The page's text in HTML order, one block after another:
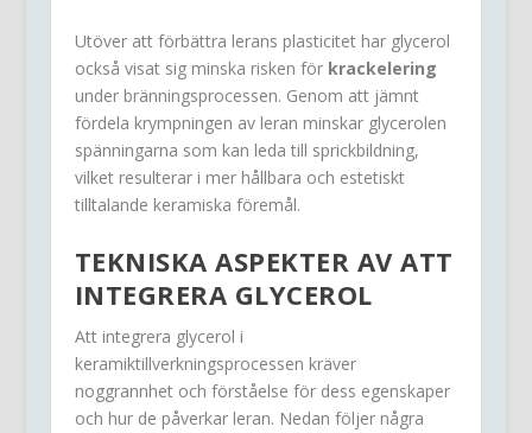
Utöver att förbättra lerans plasticitet har glycerol
också visat sig minska risken för krackelering
under bränningsprocessen. Genom att jämnt
fördela krympningen av leran minskar glycerolen
spänningarna som kan leda till sprickbildning,
vilket resulterar i mer hållbara och estetiskt
tilltalande keramiska föremål.
TEKNISKA ASPEKTER AV ATT
INTEGRERA GLYCEROL
Att integrera glycerol i
keramiktillverkningsprocessen kräver
noggrannhet och förståelse för dess egenskaper
och hur de påverkar leran. Nedan följer några